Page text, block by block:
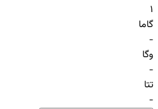
1
گاما
-
وگا
-
تتا
-